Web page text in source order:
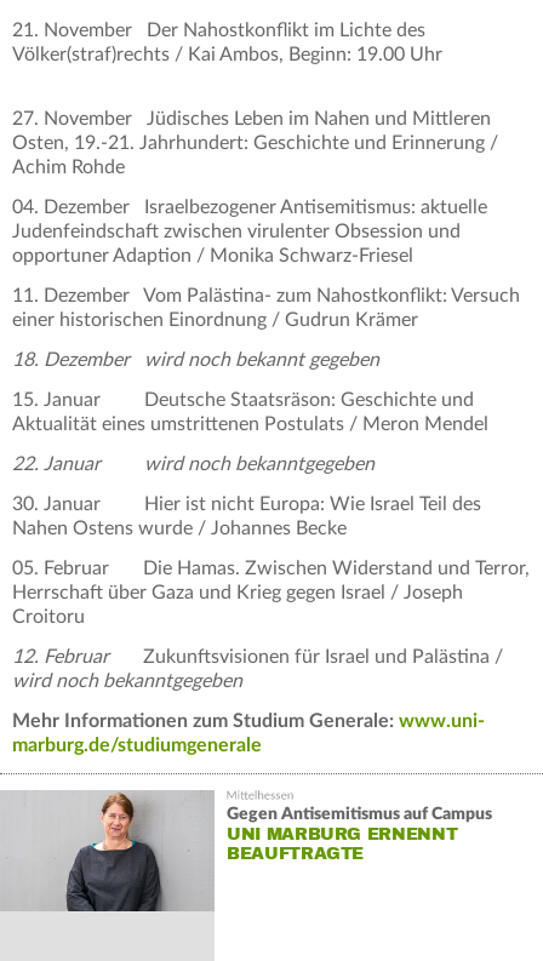
21. November Der Nahostkonflikt im Lichte des
Völker(straf)rechts / Kai Ambos, Beginn: 19.00 Uhr
27. November Jüdisches Leben im Nahen und Mittleren
Osten, 19.-21. Jahrhundert: Geschichte und Erinnerung /
Achim Rohde
04. Dezember Israelbezogener Antisemitismus: aktuelle
Judenfeindschaft zwischen virulenter Obsession und
opportuner Adaption / Monika Schwarz-Friesel
11. Dezember Vom Palästina- zum Nahostkonflikt: Versuch
einer historischen Einordnung / Gudrun Krämer
18. Dezember wird noch bekannt gegeben
15. Januar Deutsche Staatsräson: Geschichte und
Aktualität eines umstrittenen Postulats / Meron Mendel
22. Januar wird noch bekanntgegeben
30. Januar Hier ist nicht Europa: Wie Israel Teil des
Nahen Ostens wurde / Johannes Becke
05. Februar Die Hamas. Zwischen Widerstand und Terror,
Herrschaft über Gaza und Krieg gegen Israel / Joseph
Croitoru
12. Februar Zukunftsvisionen für Israel und Palästina /
wird noch bekanntgegeben
Mehr Informationen zum Studium Generale: www.uni-
marburg.de/studiumgenerale
Gegen Antisemitismus auf Campus
UNI MARBURG ERNENNT
BEAUFTRAGTE